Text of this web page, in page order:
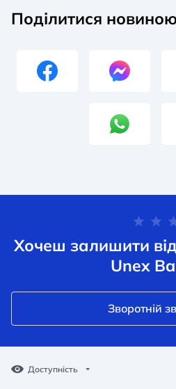
Поділитися новиною
Хочеш залишити
Unex
Зворотній
Доступність